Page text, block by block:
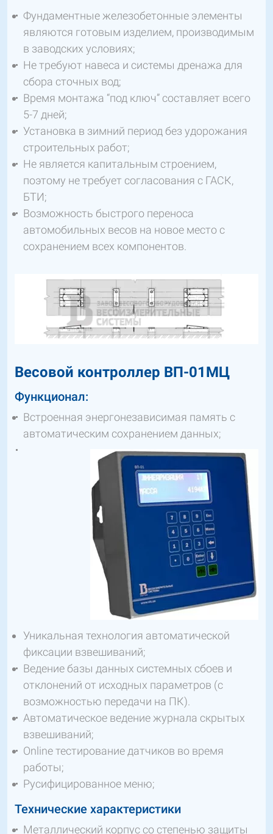
Фундаментные железобетонные элементы
являются готовым изделием, производимым
в заводских условиях;
Не требуют навеса и системы дренажа для
сбора сточных вод;
Время монтажа “под ключ” составляет всего
5-7 дней;
Установка в зимний период без удорожания
строительных работ;
Не является капитальным строением,
поэтому не требует согласования с ГАСК,
БТИ;
Возможность быстрого переноса
автомобильных весов на новое место с
сохранением всех компонентов.
Весовой контроллер ВП-01МЦ
Функционал:
Встроенная энергонезависимая память с
автоматическим сохранением данных;
Уникальная технология автоматической
фиксации взвешиваний;
Ведение базы данных системных сбоев и
отклонений от исходных параметров (с
возможностью передачи на ПК).
Автоматическое ведение журнала скрытых
взвешиваний;
Online тестирование датчиков во время
работы;
Русифицированное меню;
Технические характеристики
Металлический корпус со степенью защиты